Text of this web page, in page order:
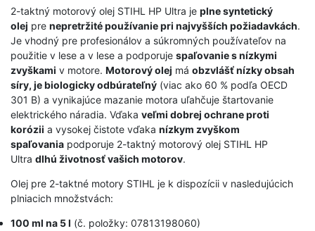
2-taktný motorový olej STIHL HP Ultra je plne syntetický
olej pre nepretržité používanie pri najvyšších požiadavkách.
Je vhodný pre profesionálov a súkromných používateľov na
použitie v lese a v lese a podporuje spaľovanie s nízkymi
zvyškami v motore. Motorový olej má obzvlášť nízky obsah
síry, je biologicky odbúrateľný (viac ako 60 % podľa OECD
301 B) a vynikajúce mazanie motora uľahčuje štartovanie
elektrického náradia. Vďaka veľmi dobrej ochrane proti
korózii a vysokej čistote vďaka nízkym zvyškom
spaľovania podporuje 2-taktný motorový olej STIHL HP
Ultra dlhú životnosť vašich motorov.
Olej pre 2-taktné motory STIHL je k dispozícii v nasledujúcich
plniacich množstvách:
100 ml na 5 l (č. položky: 07813198060)